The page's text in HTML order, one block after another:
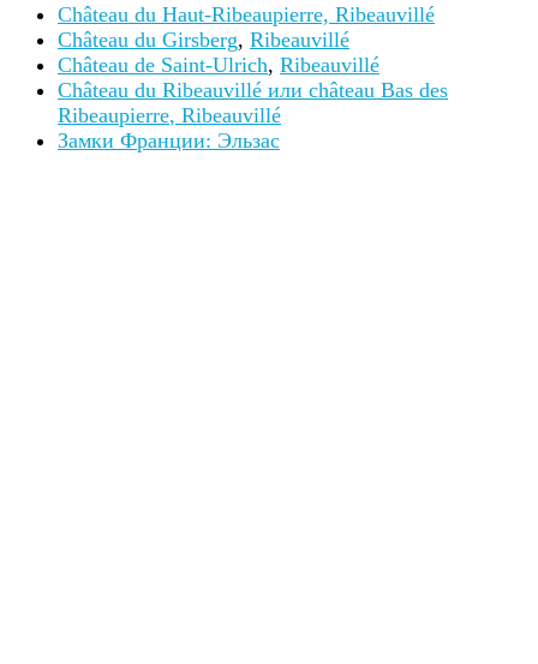
Château du Haut-Ribeaupierre, Ribeauvillé
Château du Girsberg, Ribeauvillé
Château de Saint-Ulrich, Ribeauvillé
Château du Ribeauvillé или château Bas des
Ribeaupierre, Ribeauvillé
Замки Франции: Эльзас